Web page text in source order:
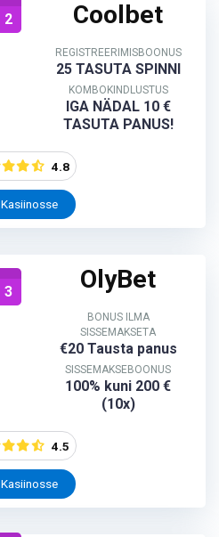
2 Coolbet
REGISTREERIMISBOONUS
25 TASUTA SPINNI
KOMBOKINDLUSTUS
IGA NÄDAL 10 €
TASUTA PANUS!
4.8
Kasiinosse
3 OlyBet
BONUS ILMA
SISSEMAKSETA
€20 Tausta panus
SISSEMAKSEBOONUS
100% kuni 200 €
(10x)
4.5
Kasiinosse